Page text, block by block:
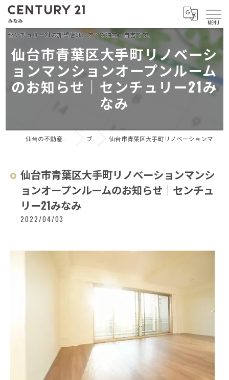
仙台市青葉区大手町リノベーシ
ョンマンションオープンルーム
のお知らせ｜センチュリー21み
なみ
仙台の不動産ならセンチュリー21 みなみ ブログ 仙台市青葉区大手町リノベーションマンションオープンルームのお知らせ｜センチュリー21みなみ
仙台市青葉区大手町リノベーションマンシ
ョンオープンルームのお知らせ｜センチュ
リー21みなみ
2022/04/03